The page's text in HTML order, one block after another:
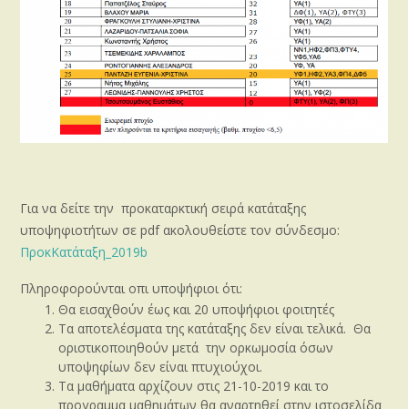
Για να δείτε την προκαταρκτική σειρά κατάταξης
υποψηφιοτήτων σε pdf ακολουθείστε τον σύνδεσμο:
ΠροκΚατάταξη_2019b
Πληροφορούνται οπι υποψήφιοι ότι:
Θα εισαχθούν έως και 20 υποψήφιοι φοιτητές
Τα αποτελέσματα της κατάταξης δεν είναι τελικά. Θα
οριστικοποιηθούν μετά την ορκωμοσία όσων
υποψηφίων δεν είναι πτυχιούχοι.
Τα μαθήματα αρχίζουν στις 21-10-2019 και το
προγραμμα μαθημάτων θα αναρτηθεί στην ιστοσελίδα